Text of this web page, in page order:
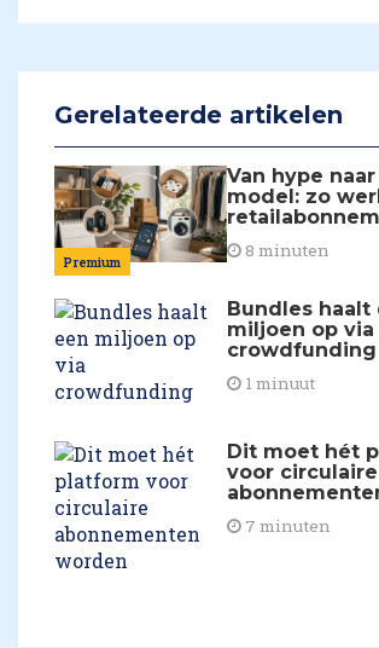
Gerelateerde artikelen
Premium
Van hype
model: zo
8 minuten
Bundles haalt
miljoen op via
crowdfunding
1 minuut
Dit moet hét
voor circulaire
7 minuten